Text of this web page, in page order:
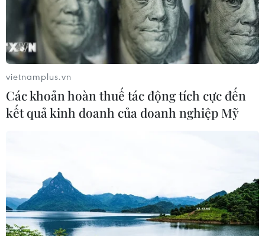
vietnamplus.vn
Các khoản hoàn thuế tác động tích cực đến
kết quả kinh doanh của doanh nghiệp Mỹ